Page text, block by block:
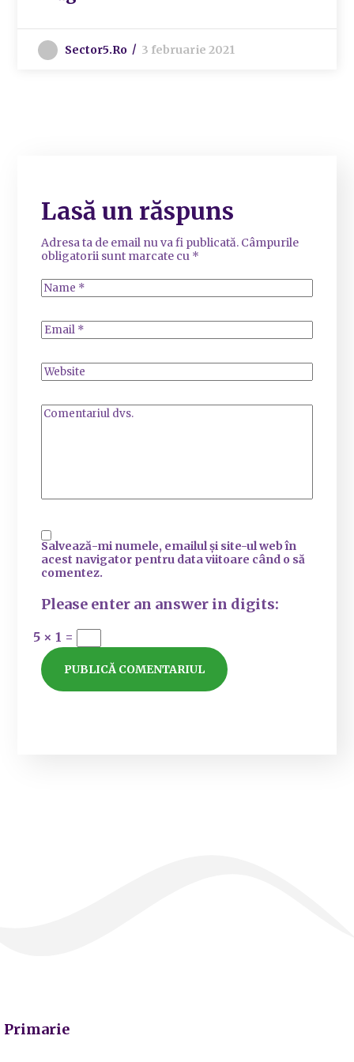
Sector5.ro 3 februarie 2021
Lasă un răspuns
Adresa ta de email nu va fi publicată. Câmpurile
obligatorii sunt marcate cu *
Salvează-mi numele, emailul și site-ul web în
acest navigator pentru data viitoare când o să
comentez.
Please enter an answer in digits:
5 × 1 =
Primarie